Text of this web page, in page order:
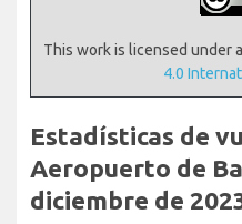
This work is licensed under a
4.0
Estadísticas de
Aeropuerto de
diciembre de